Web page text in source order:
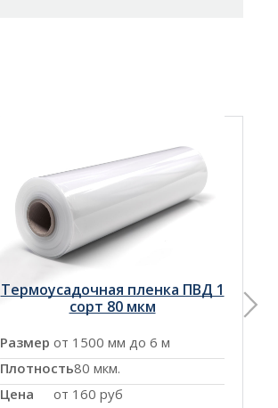
Термоусадочная пленка ПВД 1
сорт 80 мкм
Размер от 1500 мм до 6 м
Плотность80 мкм.
Цена
от 160 руб